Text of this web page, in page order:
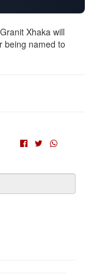
Xhaka will
being named to